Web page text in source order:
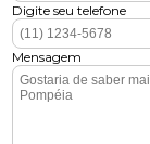
Digite seu telefone
Mensagem